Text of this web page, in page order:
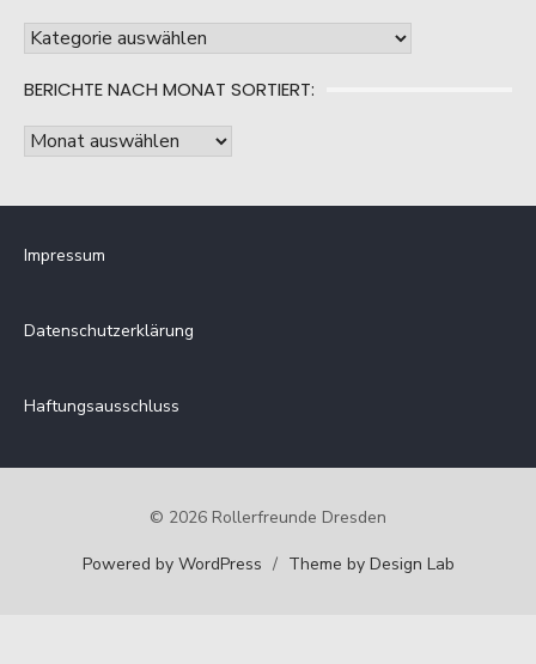
Berichte
Kategorie
sortiert:
BERICHTE NACH MONAT SORTIERT:
Berichte
Impressum
Datenschutzerklärung
Haftungsausschluss
© 2026 Rollerfreunde Dresden
Powered by WordPress / Theme by Design Lab